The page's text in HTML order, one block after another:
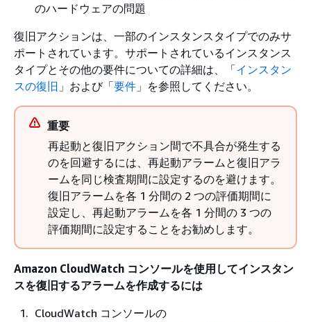
のハードウェアの問題
復旧アクションは、一部のインスタンスタイプでのみサ
ポートされています。サポートされているインスタンス
タイプとその他の要件についての詳細は、「インスタン
スの復旧 」および「要件 」を参照してください。
重要
再起動と復旧アクション間で不具合が発生する
のを回避するには、再起動アラームと復旧アラ
ームを同じ検査期間に設定するのを避けます。
復旧アラームを各 1 分間の 2 つの評価期間に
設定し、再起動アラームを各 1 分間の 3 つの
評価期間に設定することをお勧めします。
Amazon CloudWatch コンソールを使用してインスタン
スを復旧するアラームを作成するには
CloudWatch コンソールの